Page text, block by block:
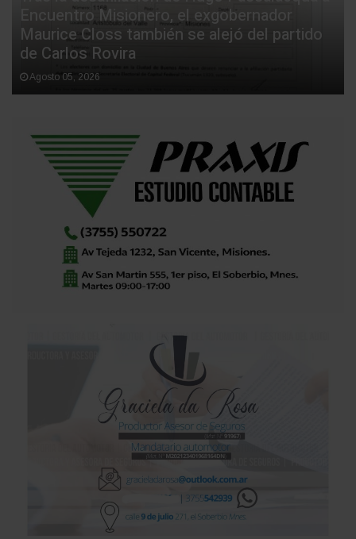
Encuentro Misionero, el exgobernador
Maurice Closs también se alejó del partido
de Carlos Rovira
Agosto 05, 2026